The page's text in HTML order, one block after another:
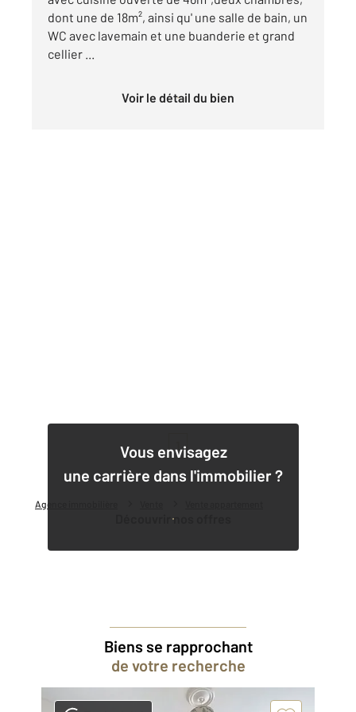
Agence immobilière
dont une de 18m², ainsi qu' une salle de bain, un
WC avec lavemain et une buanderie et grand
cellier ...
Voir le détail du bien
Vous envisagez
une carrière dans l'immobilier ?
Découvrir nos offres
Biens se rapprochant
de votre recherche